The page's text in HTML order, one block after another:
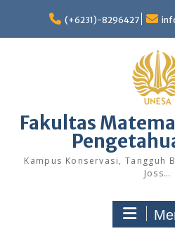
content
(+6231)-8296427
Fakultas
Kampus Konservasi, Tangguh
Joss…